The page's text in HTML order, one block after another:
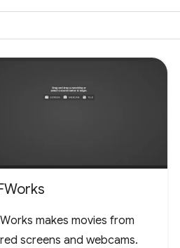
makes movies from
screens and webcams.